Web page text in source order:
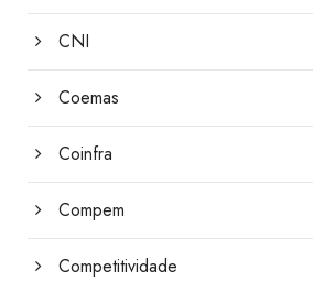
CNI
Coemas
Coinfra
Compem
Competitividade